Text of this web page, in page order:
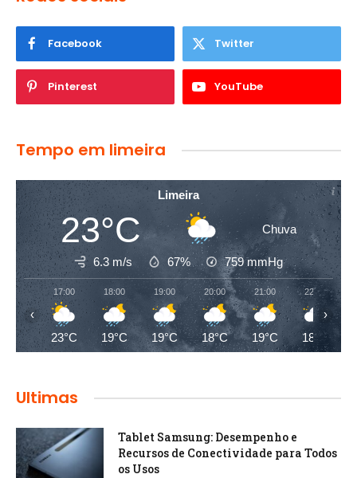
Facebook Twitter
Pinterest YouTube
Tempo em limeira
Limeira
23°C Chuva
6.3 m/s 67% 759mmHg
17:00
23°C
18:00
19°C
19:00
19°C
20:00
18°C
21:00
19°C
22:00
18°C
‹ ›
Ultimas
Tablet Samsung: Desempenho e
Recursos de Conectividade para Todos
os Usos